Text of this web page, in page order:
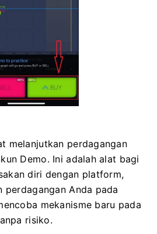
melanjutkan perdagangan
Demo. Ini adalah alat bagi
diri dengan platform,
perdagangan Anda pada
mekanisme baru pada
risiko.